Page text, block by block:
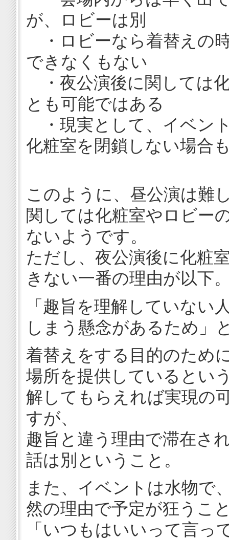
が、ロビーは別
・ロビーなら着替えの
できなくもない
・夜公演後に関しては
とも可能ではある
・現実として、イベン
化粧室を閉鎖しない場合
このように、昼公演は難
関しては化粧室やロビー
ないようです。
ただし、夜公演後に化粧
きない一番の理由が以下
「趣旨を理解していない
しまう懸念があるため」
着替えをする目的のため
場所を提供しているとい
解してもらえれば実現の
すが、
趣旨と違う理由で滞在さ
話は別ということ。
また、イベントは水物で
然の理由で予定が狂うこ
「いつもはいいって言っ